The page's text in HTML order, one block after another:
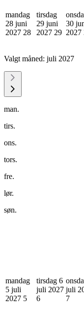
mandag
28 juni
2027 28
tirsdag
29 juni
2027 29
30
2027
Valgt måned: juli 2027
man.
tirs.
ons.
tors.
fre.
lør.
søn.
mandag
5 juli
2027 5
tirsdag 6
juli 2027
6
juli
7